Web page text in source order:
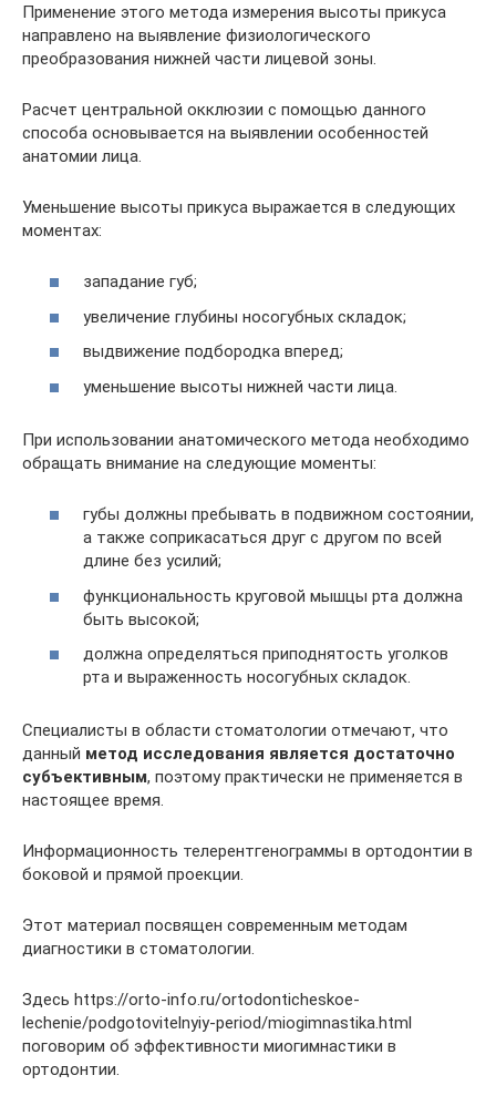
Применение этого метода измерения высоты прикуса
направлено на выявление физиологического
преобразования нижней части лицевой зоны.
Расчет центральной окклюзии с помощью данного
способа основывается на выявлении особенностей
анатомии лица.
Уменьшение высоты прикуса выражается в следующих
моментах:
западание губ;
увеличение глубины носогубных складок;
выдвижение подбородка вперед;
уменьшение высоты нижней части лица.
При использовании анатомического метода необходимо
обращать внимание на следующие моменты:
губы должны пребывать в подвижном состоянии,
а также соприкасаться друг с другом по всей
длине без усилий;
функциональность круговой мышцы рта должна
быть высокой;
должна определяться приподнятость уголков
рта и выраженность носогубных складок.
Специалисты в области стоматологии отмечают, что
данный метод исследования является достаточно
субъективным, поэтому практически не применяется в
настоящее время.
Информационность телерентгенограммы в ортодонтии в
боковой и прямой проекции.
Этот материал посвящен современным методам
диагностики в стоматологии.
Здесь https://orto-info.ru/ortodonticheskoe-
lechenie/podgotovitelnyiy-period/miogimnastika.html
поговорим об эффективности миогимнастики в
ортодонтии.